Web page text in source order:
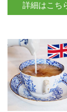
詳細はこち